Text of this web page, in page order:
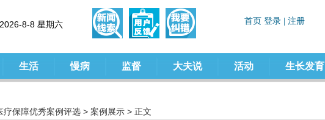
2026-8-8 星期六
生活 慢病 监督 大夫说 活动 生长发育
疗保障优秀案例评选 > 案例展示 > 正文